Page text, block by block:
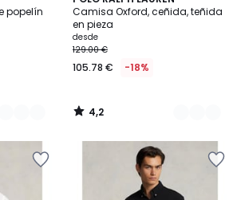
popelín
Camisa Oxford, ceñida, teñida
en pieza
desde
129.00 €
105.78 € -18%
/ 5
Colores
4,2
/